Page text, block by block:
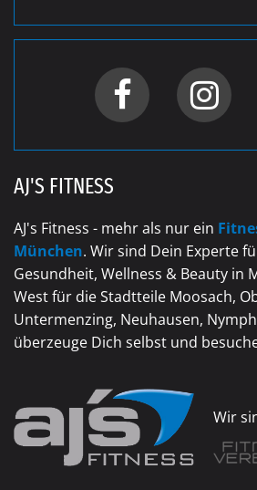
AJ'S FITNESS
AJ's Fitness - mehr als nur ein
München. Wir sind Dein Experte
Gesundheit, Wellness & Beauty in
West für die Stadtteile Moosach,
Untermenzing, Neuhausen,
überzeuge Dich selbst und
Wir